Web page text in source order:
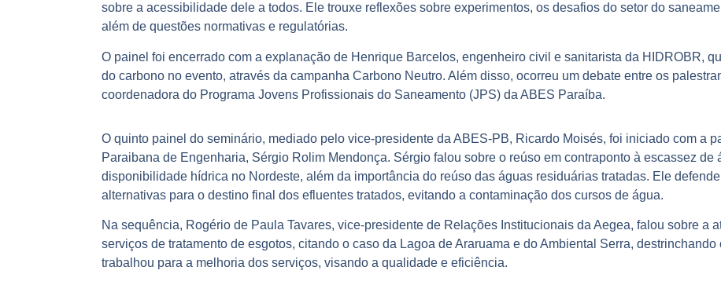
sobre a acessibilidade dele a todos. Ele trouxe reflexões sobre experimentos, os desafios do setor do
além de questões normativas e regulatórias.
O painel foi encerrado com a explanação de Henrique Barcelos, engenheiro civil e sanitarista da HIDROBR,
do carbono no evento, através da campanha Carbono Neutro. Além disso, ocorreu um debate entre os
coordenadora do Programa Jovens Profissionais do Saneamento (JPS) da ABES Paraíba.
O quinto painel do seminário, mediado pelo vice-presidente da ABES-PB, Ricardo Moisés, foi iniciado com a
Paraibana de Engenharia, Sérgio Rolim Mendonça. Sérgio falou sobre o reúso em contraponto à escassez de
disponibilidade hídrica no Nordeste, além da importância do reúso das águas residuárias tratadas. Ele
alternativas para o destino final dos efluentes tratados, evitando a contaminação dos cursos de água.
Na sequência, Rogério de Paula Tavares, vice-presidente de Relações Institucionais da Aegea, falou sobre a
serviços de tratamento de esgotos, citando o caso da Lagoa de Araruama e do Ambiental Serra,
trabalhou para a melhoria dos serviços, visando a qualidade e eficiência.